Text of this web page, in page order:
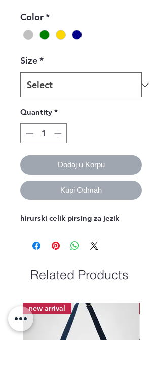
Color*
Size*
Quantity *
Dodaj u Korpu
Kupi Odmah
hirurski celik pirsing za jezik
Related Products
new arrival